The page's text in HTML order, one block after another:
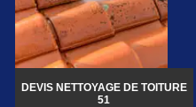
DEVIS NETTOYAGE DE TOITURE
51